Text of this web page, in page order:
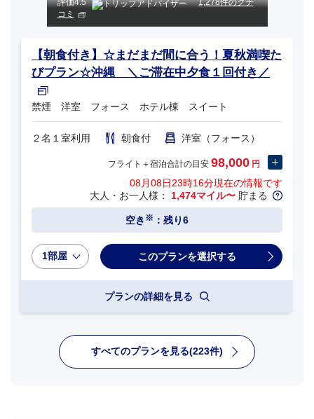
評価4.5
1,278件のクチ
コミ
【朝食付き】☆まだまだ間に合う！夏秋満喫た
びプラン☆沖縄 ＼ご滞在中夕食１回付き／
禁煙 洋室 フォース ホテル棟 スイート
２名１室利用 朝食付 洋室（フォース）
フライト＋宿泊合計の目安 98,000 円
08月08日23時16分現在の情報です
大人・お一人様： 1,474マイル〜 貯まる
空き ※ ：残り6
1部屋
プランの詳細を見る
すべてのプランを見る(223件)